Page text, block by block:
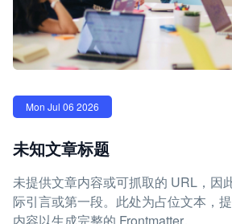
Mon Jul 06 2026
未知文章标题
未提供文章内容或可抓取的 URL，因
际引言或第一段。此处为占位文本，